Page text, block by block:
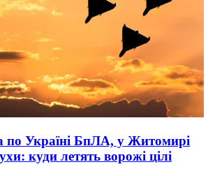
по Україні БпЛА, у Житомирі
куди летять ворожі цілі